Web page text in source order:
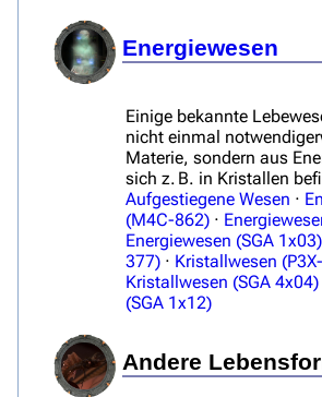
Stargate Infinity
Filme
Das Stargate-
Themenportal
Personen
Völker
Objekte
Energiewesen
Einige bekannte
nicht einmal
Materie, sondern aus
sich z. B. in Kristallen
Aufgestiegene Wesen ·
(M4C-862) ·
Energiewesen (SGA 1x03)
377) · Kristallwesen
Kristallwesen (SGA 4x04)
(SGA 1x12)
Andere